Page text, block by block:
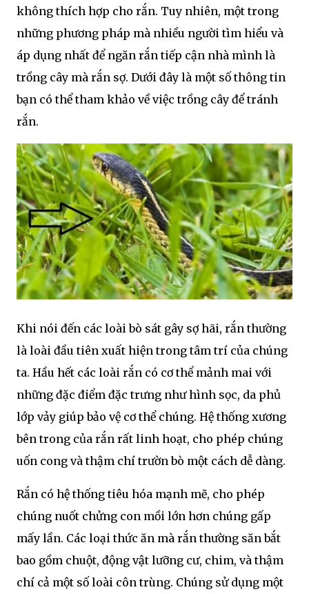
không thích hợp cho rắn. Tuy nhiên, một trong
những phương pháp mà nhiều người tìm hiểu và
áp dụng nhất để ngăn rắn tiếp cận nhà mình là
trồng cây mà rắn sợ. Dưới đây là một số thông tin
bạn có thể tham khảo về việc trồng cây để tránh
rắn.
Khi nói đến các loài bò sát gây sợ hãi, rắn thường
là loài đầu tiên xuất hiện trong tâm trí của chúng
ta. Hầu hết các loài rắn có cơ thể mảnh mai với
những đặc điểm đặc trưng như hình sọc, da phủ
lớp vảy giúp bảo vệ cơ thể chúng. Hệ thống xương
bên trong của rắn rất linh hoạt, cho phép chúng
uốn cong và thậm chí trườn bò một cách dễ dàng.
Rắn có hệ thống tiêu hóa mạnh mẽ, cho phép
chúng nuốt chửng con mồi lớn hơn chúng gấp
mấy lần. Các loại thức ăn mà rắn thường săn bắt
bao gồm chuột, động vật lưỡng cư, chim, và thậm
chí cả một số loài côn trùng. Chúng sử dụng một